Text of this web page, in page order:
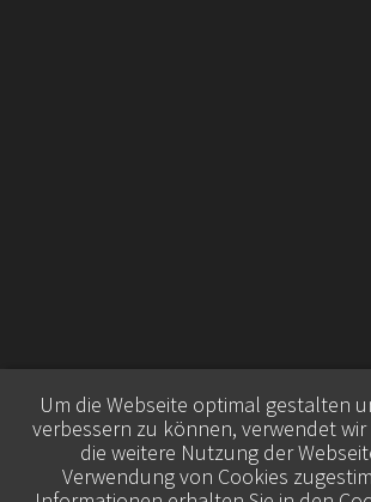
Um die Webseite optimal gestalten
verbessern zu können, verwendet wir
die weitere Nutzung der
Verwendung von Cookies